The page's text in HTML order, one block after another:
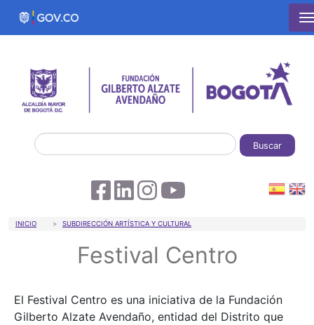
Pasar al contenido principal
Buscar
Sobrescribir enlaces de ayuda a la
INICIO SUBDIRECCIÓN ARTÍSTICA Y CULTURAL
Festival Centro
El Festival Centro es una iniciativa de la Fundación
Gilberto Alzate Avendaño, entidad del Distrito que